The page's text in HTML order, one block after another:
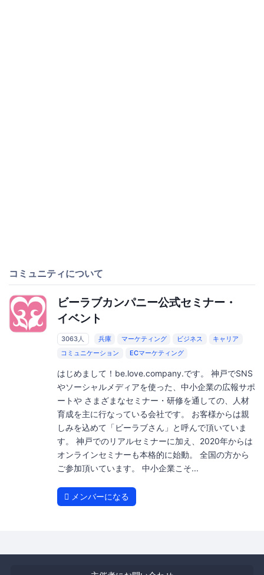
コミュニティについて
ビーラブカンパニー公式セミナー・
イベント
3063人 兵庫 マーケティング ビジネス
キャリア
コミュニケーション
ECマーケティング
はじめまして！be.love.company.です。 神戸でSNS
やソーシャルメディアを使った、中小企業の広報サポ
ートや さまざまなセミナー・研修を通しての、人材
育成を主に行なっている会社です。 お客様からは親
しみを込めて「ビーラブさん」と呼んで頂いていま
す。 神戸でのリアルセミナーに加え、2020年からは
オンラインセミナーも本格的に始動。 全国の方から
ご参加頂いています。 中小企業こそ...
メンバーになる